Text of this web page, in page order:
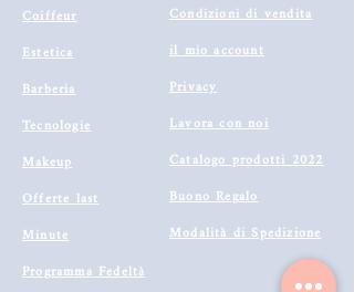
Coiffeur
Estetica
Barberia
Tecnologie
Makeup
Offerte last
Minute
Programma Fedeltà
Condizioni di vendita
il mio account
Privacy
Lavora con noi
Catalogo prodotti 2022
Buono Regalo
Modalità di Spedizione